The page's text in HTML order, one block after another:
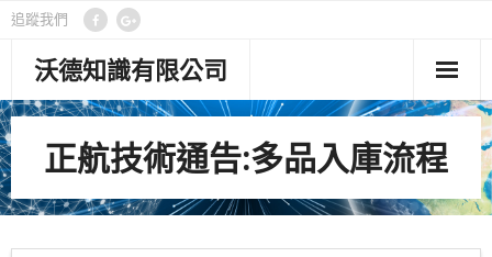
追蹤我們
沃德知識有限公司
首頁
管理功能
客製專案
正航技術通告:多品入庫流程